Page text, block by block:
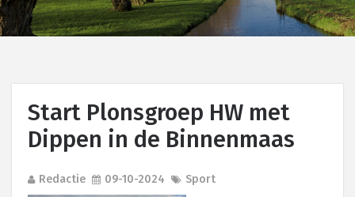
Start Plonsgroep HW met
Dippen in de Binnenmaas
Redactie 09-10-2024 Sport